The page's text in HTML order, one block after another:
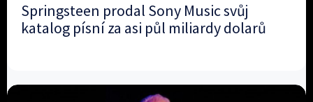
Springsteen prodal Sony Music svůj
katalog písní za asi půl miliardy dolarů